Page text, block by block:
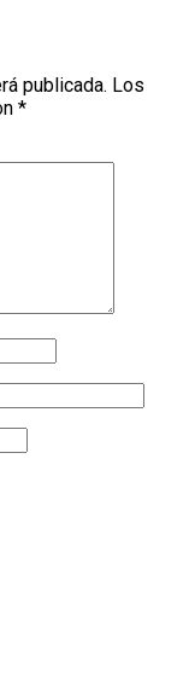
publicada. Los
*